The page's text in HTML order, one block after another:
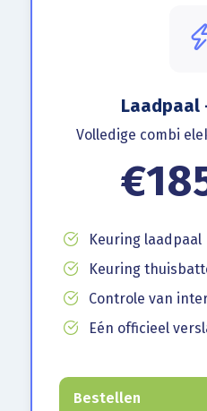
Laadpaal
Volledige combi
Keuring laadpaal
Keuring
Controle van
Eén officieel
Bestellen